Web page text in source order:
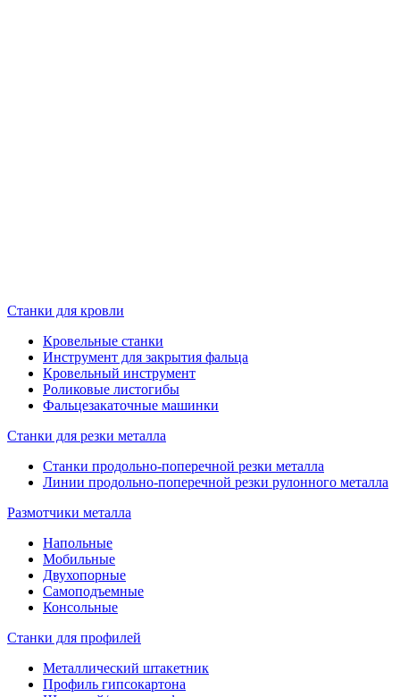
Станки для кровли
Кровельные станки
Инструмент для закрытия фальца
Кровельный инструмент
Роликовые листогибы
Фальцезакаточные машинки
Станки для резки металла
Станки продольно-поперечной резки металла
Линии продольно-поперечной резки рулонного металла
Размотчики металла
Напольные
Мобильные
Двухопорные
Самоподъемные
Консольные
Станки для профилей
Металлический штакетник
Профиль гипсокартона